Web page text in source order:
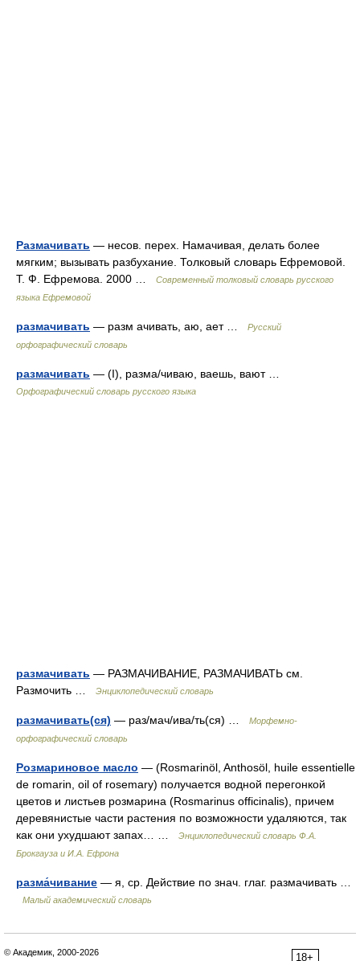
Размачивать — несов. перех. Намачивая, делать более
мягким; вызывать разбухание. Толковый словарь Ефремовой.
Т. Ф. Ефремова. 2000 …
Современный толковый словарь русского
языка Ефремовой
размачивать — разм ачивать, аю, ает …
Русский
орфографический словарь
размачивать — (I), разма/чиваю, ваешь, вают …
Орфографический словарь русского языка
размачивать — РАЗМАЧИВАНИЕ, РАЗМАЧИВАТЬ см.
Размочить …
Энциклопедический словарь
размачивать(ся) — раз/мач/ива/ть(ся) …
Морфемно-
орфографический словарь
Розмариновое масло — (Rosmarinöl, Anthosöl, huile essentielle
de romarin, oil of rosemary) получается водной перегонкой
цветов и листьев розмарина (Rosmarinus officinalis), причем
деревянистые части растения по возможности удаляются, так
как они ухудшают запах… …
Энциклопедический словарь Ф.А.
Брокгауза и И.А. Ефрона
разма́чивание — я, ср. Действие по знач. глаг. размачивать …
Малый академический словарь
18+
© Академик, 2000-2026